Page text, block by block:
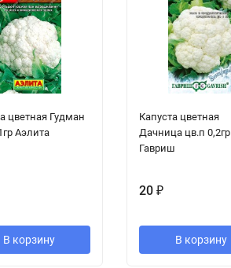
цветная Гудман
Аэлита
В корзину
Капуста цветная
Дачница цв.п 0,2гр
Гавриш
20 ₽
В корзину